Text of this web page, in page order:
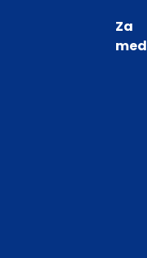
Za